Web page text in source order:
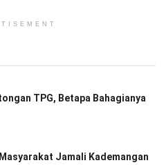
TPG, Betapa Bahagianya
Jamali Kademangan